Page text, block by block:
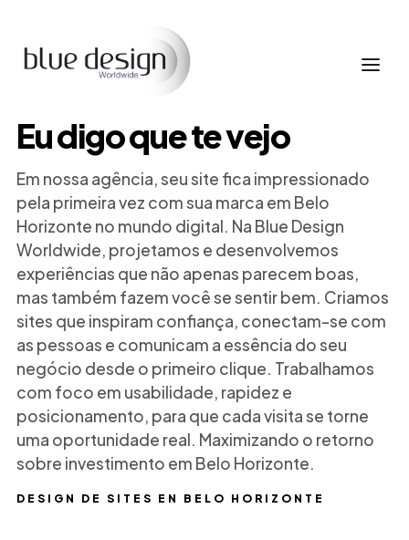
DESIGN DE SITES EN BELO HORIZONTE
Eu digo que te vejo
Em nossa agência, seu site fica impressionado
pela primeira vez com sua marca em Belo
Horizonte no mundo digital. Na Blue Design
Worldwide, projetamos e desenvolvemos
experiências que não apenas parecem boas,
mas também fazem você se sentir bem. Criamos
sites que inspiram confiança, conectam-se com
as pessoas e comunicam a essência do seu
negócio desde o primeiro clique. Trabalhamos
com foco em usabilidade, rapidez e
posicionamento, para que cada visita se torne
uma oportunidade real. Maximizando o retorno
sobre investimento em Belo Horizonte.